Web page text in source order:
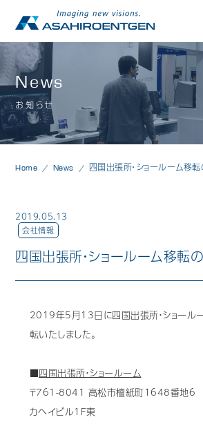
News お知らせ
Philosophy 朝日の想い
歯科用X線製品
歯科用CAD/CAM材料
耳鼻科用X線製品
Cases
News
お知らせ
Home News 四国出張所・ショールーム移
2019.05.13
会社情報
四国出張所・ショールーム移転
2019年5月13日に四国出張所・ショール
転いたしました。
■四国出張所・ショールーム
〒761-8041 高松市檀紙町1648番地6
カヘイビル1F東